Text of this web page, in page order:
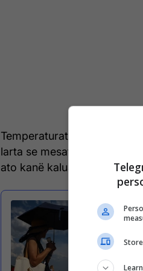
Temperaturat në këto vende
larta se mesatarja për këtë
ato kanë kaluar edhe 40